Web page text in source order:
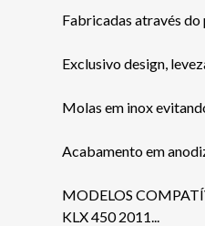
Fabricadas através do
Exclusivo design,
Molas em inox
Acabamento em
MODELOS
KLX 450 2011...